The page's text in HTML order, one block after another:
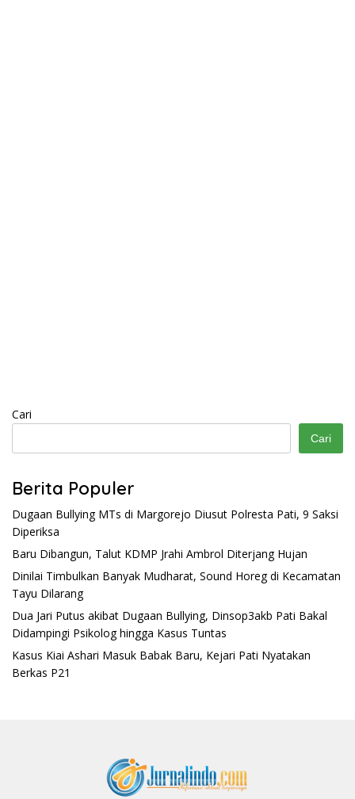
Cari
Cari
Berita Populer
Dugaan Bullying MTs di Margorejo Diusut Polresta Pati, 9 Saksi
Diperiksa
Baru Dibangun, Talut KDMP Jrahi Ambrol Diterjang Hujan
Dinilai Timbulkan Banyak Mudharat, Sound Horeg di Kecamatan
Tayu Dilarang
Dua Jari Putus akibat Dugaan Bullying, Dinsop3akb Pati Bakal
Didampingi Psikolog hingga Kasus Tuntas
Kasus Kiai Ashari Masuk Babak Baru, Kejari Pati Nyatakan
Berkas P21